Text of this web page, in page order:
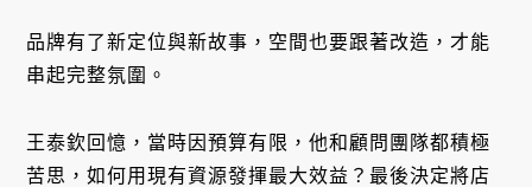
品牌有了新定位與新故事，空間也要跟著改造，才能
串起完整氛圍。
王泰欽回憶，當時因預算有限，他和顧問團隊都積極
苦思，如何用現有資源發揮最大效益？最後決定將店